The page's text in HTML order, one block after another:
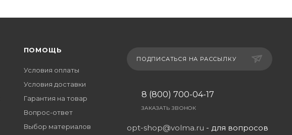
ПОМОЩЬ
Условия оплаты
Условия доставки
Гарантия на товар
Вопрос-ответ
Выбор материалов
ПОДПИСАТЬСЯ НА РАССЫЛКУ
8 (800) 700-04-17
ЗАКАЗАТЬ ЗВОНОК
opt-shop@volma.ru - для вопросов